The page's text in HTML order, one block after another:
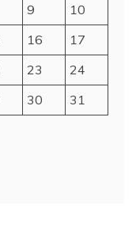
9
10
16
17
23
24
30 31